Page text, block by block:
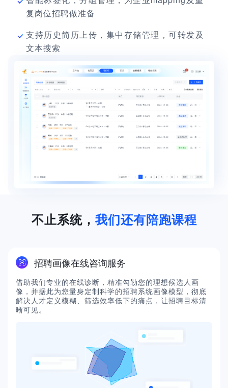
复岗位招聘做准备
支持历史简历上传，集中存储管理，可转发及
文本搜索
不止系统， 我们还有陪跑课程
招聘画像在线咨询服务
借助我们专业的在线诊断，精准勾勒您的理想候选人画
像，并据此为您量身定制科学的招聘系统画像模型，彻底
解决人才定义模糊、筛选效率低下的痛点，让招聘目标清
晰可见。